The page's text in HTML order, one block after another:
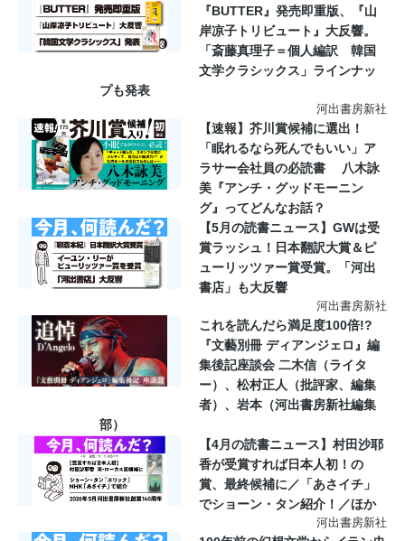
『BUTTER』発売即重版、『山
岸凉子トリビュート』大反響。
「斎藤真理子＝個人編訳 韓国
文学クラシックス」ラインナッ
プも発表
河出書房新社
【速報】芥川賞候補に選出！
「眠れるなら死んでもいい」ア
ラサー会社員の必読書 八木詠
美『アンチ・グッドモーニン
グ』ってどんなお話？
【5月の読書ニュース】GWは受
賞ラッシュ！日本翻訳大賞＆ピ
ューリッツァー賞受賞。「河出
書店」も大反響
河出書房新社
これを読んだら満足度100倍!?
『文藝別冊 ディアンジェロ』編
集後記座談会 二木信（ライタ
ー）、松村正人（批評家、編集
者）、岩本（河出書房新社編集
部）
【4月の読書ニュース】村田沙耶
香が受賞すれば日本人初！の
賞、最終候補に／「あさイチ」
でショーン・タン紹介！／ほか
河出書房新社